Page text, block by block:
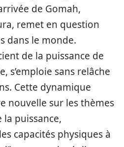
de Gomah,
remet en question
dans le monde.
de la puissance de
s’emploie sans relâche
Cette dynamique
nouvelle sur les thèmes
la puissance,
capacités physiques à